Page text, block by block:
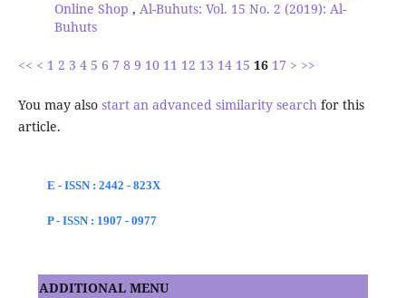
Online Shop , Al-Buhuts: Vol. 15 No. 2 (2019): Al-
Buhuts
<< < 1 2 3 4 5 6 7 8 9 10 11 12 13 14 15 16 17 > >>
You may also start an advanced similarity searchfor this
article.
E - ISSN : 2442 - 823X
P - ISSN : 1907 - 0977
ADDITIONAL MENU